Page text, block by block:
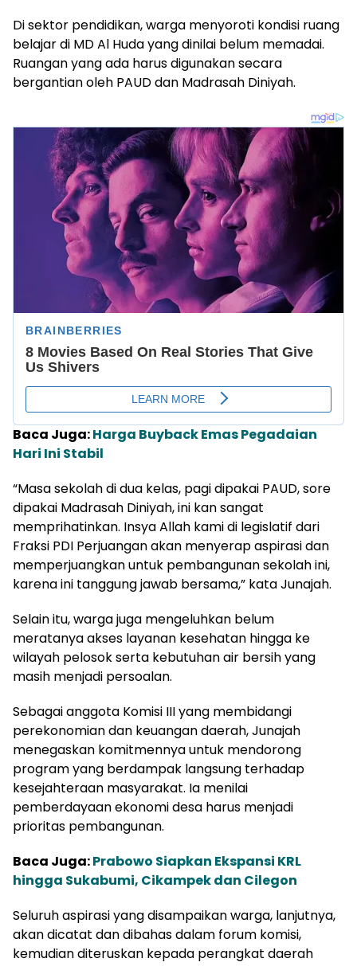
Di sektor pendidikan, warga menyoroti kondisi ruang
belajar di MD Al Huda yang dinilai belum memadai.
Ruangan yang ada harus digunakan secara
bergantian oleh PAUD dan Madrasah Diniyah.
Baca Juga:Harga Buyback Emas Pegadaian
Hari Ini Stabil
“Masa sekolah di dua kelas, pagi dipakai PAUD, sore
dipakai Madrasah Diniyah, ini kan sangat
memprihatinkan. Insya Allah kami di legislatif dari
Fraksi PDI Perjuangan akan menyerap aspirasi dan
memperjuangkan untuk pembangunan sekolah ini,
karena ini tanggung jawab bersama,” kata Junajah.
Selain itu, warga juga mengeluhkan belum
meratanya akses layanan kesehatan hingga ke
wilayah pelosok serta kebutuhan air bersih yang
masih menjadi persoalan.
Sebagai anggota Komisi III yang membidangi
perekonomian dan keuangan daerah, Junajah
menegaskan komitmennya untuk mendorong
program yang berdampak langsung terhadap
kesejahteraan masyarakat. Ia menilai
pemberdayaan ekonomi desa harus menjadi
prioritas pembangunan.
Baca Juga:Prabowo Siapkan Ekspansi KRL
hingga Sukabumi, Cikampek dan Cilegon
Seluruh aspirasi yang disampaikan warga, lanjutnya,
akan dicatat dan dibahas dalam forum komisi,
kemudian diteruskan kepada perangkat daerah